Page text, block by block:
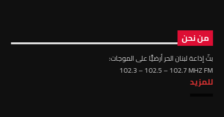
من نحن
بثّ إذاعة لبنان الحر أرضيًّا على الموجات:
102.3 – 102.5 – 102.7 MHZ FM
للمزيد